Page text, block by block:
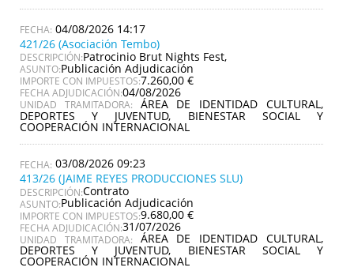
04/08/2026 14:17
421/26 (Asociación Tembo)
DESCRIPCIÓN:Patrocinio Brut Nights Fest,
ASUNTO:Publicación Adjudicación
IMPORTE CON IMPUESTOS:7.260,00 €
FECHA ADJUDICACIÓN:04/08/2026
UNIDAD TRAMITADORA: ÁREA DE IDENTIDAD CULTURAL,
DEPORTES Y JUVENTUD, BIENESTAR SOCIAL Y
COOPERACIÓN INTERNACIONAL
03/08/2026 09:23
413/26 (JAIME REYES PRODUCCIONES SLU)
DESCRIPCIÓN:Contrato
ASUNTO:Publicación Adjudicación
IMPORTE CON IMPUESTOS:9.680,00 €
FECHA ADJUDICACIÓN:31/07/2026
UNIDAD TRAMITADORA: ÁREA DE IDENTIDAD CULTURAL,
DEPORTES Y JUVENTUD, BIENESTAR SOCIAL Y
COOPERACIÓN INTERNACIONAL